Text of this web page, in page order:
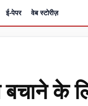
ई-पेपर वेब स्टोरीज़
के